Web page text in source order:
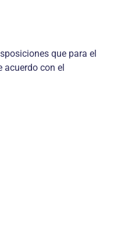
que para el
acuerdo con el